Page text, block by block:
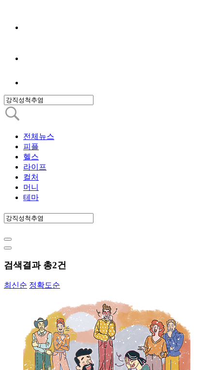
전체뉴스
피플
헬스
라이프
컬처
머니
테마
검색결과 총2건
최신순 정확도순